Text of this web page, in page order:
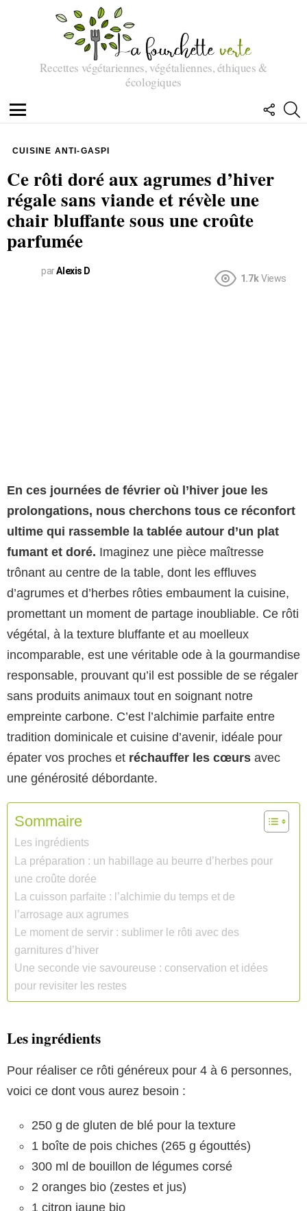
Recettes végétariennes, végétaliennes, éthiques &
écologiques
Menu
NOUS
CUISINE ANTI-GASPI
Ce rôti doré aux agrumes d’hiver
régale sans viande et révèle une
chair bluffante sous une croûte
parfumée
parAlexis D
1.7k Views
En ces journées de février où l’hiver joue les
prolongations, nous cherchons tous ce réconfort
ultime qui rassemble la tablée autour d’un plat
fumant et doré. Imaginez une pièce maîtresse
trônant au centre de la table, dont les effluves
d’agrumes et d’herbes rôties embaument la cuisine,
promettant un moment de partage inoubliable. Ce rôti
végétal, à la texture bluffante et au moelleux
incomparable, est une véritable ode à la gourmandise
responsable, prouvant qu’il est possible de se régaler
sans produits animaux tout en soignant notre
empreinte carbone. C’est l’alchimie parfaite entre
tradition dominicale et cuisine d’avenir, idéale pour
épater vos proches et réchauffer les cœurs avec
une générosité débordante.
Sommaire
Les ingrédients
La préparation : un habillage au beurre d’herbes pour
une croûte dorée
La cuisson parfaite : l’alchimie du temps et de
l’arrosage aux agrumes
Le moment de servir : sublimer le rôti avec des
garnitures d’hiver
Une seconde vie savoureuse : conservation et idées
pour revisiter les restes
Les ingrédients
Pour réaliser ce rôti généreux pour 4 à 6 personnes,
voici ce dont vous aurez besoin :
250 g de gluten de blé pour la texture
1 boîte de pois chiches (265 g égouttés)
300 ml de bouillon de légumes corsé
2 oranges bio (zestes et jus)
1 citron jaune bio